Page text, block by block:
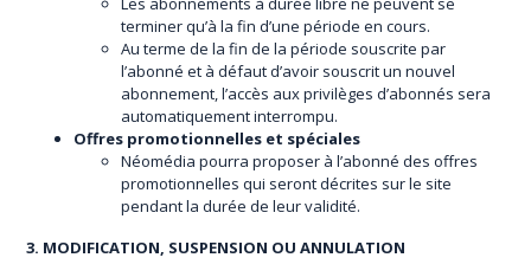
terminer qu’à la fin d’une période en cours.
Au terme de la fin de la période souscrite par
l’abonné et à défaut d’avoir souscrit un nouvel
abonnement, l’accès aux privilèges d’abonnés sera
automatiquement interrompu.
Offres promotionnelles et spéciales
Néomédia pourra proposer à l’abonné des offres
promotionnelles qui seront décrites sur le site
pendant la durée de leur validité.
3. MODIFICATION, SUSPENSION OU ANNULATION